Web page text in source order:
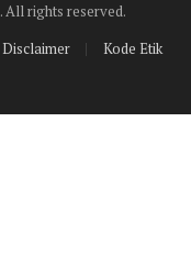
. All rights reserved.
Disclaimer Kode Etik